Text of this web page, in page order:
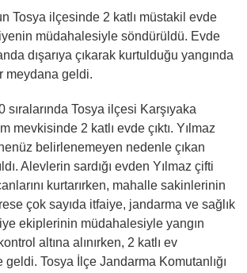
Tosya ilçesinde 2 katlı müstakil evde
müdahalesiyle söndürüldü. Evde
dışarıya çıkarak kurtulduğu yangında
meydana geldi.
sıralarında Tosya ilçesi Karşıyaka
mevkisinde 2 katlı evde çıktı. Yılmaz
belirlenemeyen nedenle çıkan
Alevlerin sardığı evden Yılmaz çifti
kurtarırken, mahalle sakinlerinin
çok sayıda itfaiye, jandarma ve sağlık
ekiplerinin müdahalesiyle yangın
altına alınırken, 2 katlı ev
geldi. Tosya İlçe Jandarma Komutanlığı